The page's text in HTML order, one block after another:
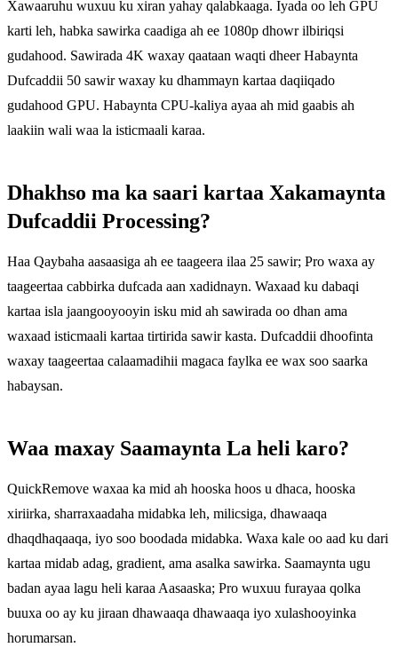
Xawaaruhu wuxuu ku xiran yahay qalabkaaga. Iyada oo leh GPU
karti leh, habka sawirka caadiga ah ee 1080p dhowr ilbiriqsi
gudahood. Sawirada 4K waxay qaataan waqti dheer Habaynta
Dufcaddii 50 sawir waxay ku dhammayn kartaa daqiiqado
gudahood GPU. Habaynta CPU-kaliya ayaa ah mid gaabis ah
laakiin wali waa la isticmaali karaa.
Dhakhso ma ka saari kartaa Xakamaynta
Dufcaddii Processing?
Haa Qaybaha aasaasiga ah ee taageera ilaa 25 sawir; Pro waxa ay
taageertaa cabbirka dufcada aan xadidnayn. Waxaad ku dabaqi
kartaa isla jaangooyooyin isku mid ah sawirada oo dhan ama
waxaad isticmaali kartaa tirtirida sawir kasta. Dufcaddii dhoofinta
waxay taageertaa calaamadihii magaca faylka ee wax soo saarka
habaysan.
Waa maxay Saamaynta La heli karo?
QuickRemove waxaa ka mid ah hooska hoos u dhaca, hooska
xiriirka, sharraxaadaha midabka leh, milicsiga, dhawaaqa
dhaqdhaqaaqa, iyo soo boodada midabka. Waxa kale oo aad ku dari
kartaa midab adag, gradient, ama asalka sawirka. Saamaynta ugu
badan ayaa lagu heli karaa Aasaaska; Pro wuxuu furayaa qolka
buuxa oo ay ku jiraan dhawaaqa dhawaaqa iyo xulashooyinka
horumarsan.